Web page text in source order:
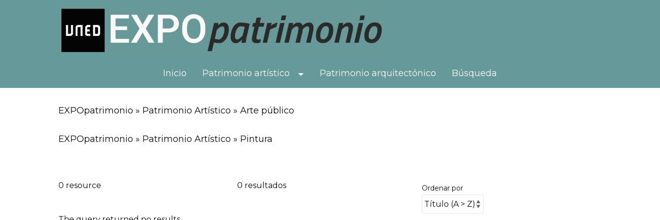
Inicio Patrimonio artístico Toggle Dropdown
Patrimonio arquitectónico Búsqueda
EXPOpatrimonio » Patrimonio Artístico » Arte público
EXPOpatrimonio » Patrimonio Artístico » Pintura
0 resource 0 resultados Ordenar por